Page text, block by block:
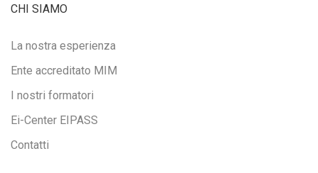
CHI SIAMO
La nostra esperienza
Ente accreditato MIM
I nostri formatori
Ei-Center EIPASS
Contatti